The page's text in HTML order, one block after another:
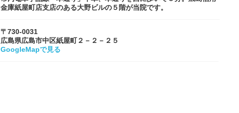
金庫紙屋町店支店のある大野ビルの５階が当院です。
〒730-0031
広島県広島市中区紙屋町２－２－２５
GoogleMapで見る